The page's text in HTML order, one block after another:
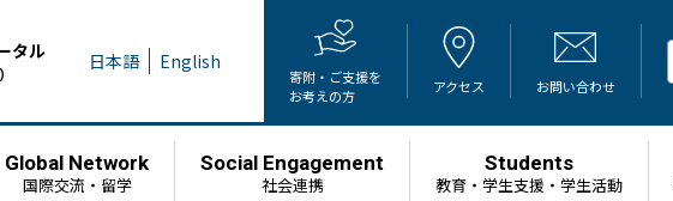
タル 日本語 English
寄附・ご支援を
お考えの方
アクセス お問い合わせ
Global Network
国際交流・留学
Social Engagement
社会連携
Students
教育・学生支援・学生活動